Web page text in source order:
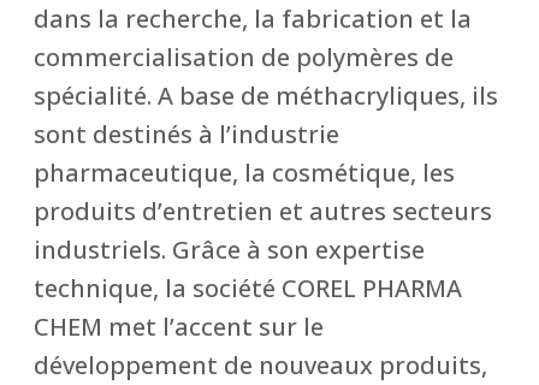
dans la recherche, la fabrication et la
commercialisation de polymères de
spécialité. A base de méthacryliques, ils
sont destinés à l’industrie
pharmaceutique, la cosmétique, les
produits d’entretien et autres secteurs
industriels. Grâce à son expertise
technique, la société COREL PHARMA
CHEM met l’accent sur le
développement de nouveaux produits,